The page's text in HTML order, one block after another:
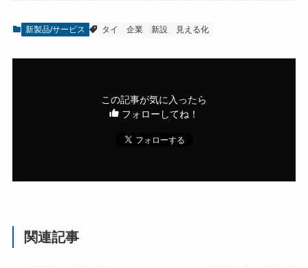
新製品/サービス タイ 企業 新設 見える化
この記事が気に入ったら
フォローしてね！
関連記事